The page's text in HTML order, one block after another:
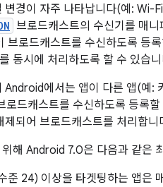
변경이 자주 나타납니다(예: Wi-
브로드캐스트의 수신기를 매
브로드캐스트를 수신하도록 등
동시에 처리하도록 할 수 있습
Android에서는 앱이 다른 앱(예:
로드캐스트를 수신하도록 등록
제되어 브로드캐스트를 처리합니
해 Android 7.0은 다음과 같은
준 24) 이상을 타겟팅하는 앱은